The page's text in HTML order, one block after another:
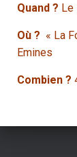
Quand ? Le
Où ? « La
Emines
Combien ?